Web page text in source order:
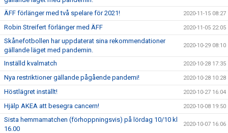
ÄFF förlänger med två spelare för 2021! 2020-11-15 08:27
Robin Streifert förlänger med ÄFF 2020-11-05 22:05
Skånefotbollen har uppdaterat sina rekommendationer
gällande läget med pandemin.
2020-10-29 08:10
Inställd kvalmatch 2020-10-28 17:35
Nya restriktioner gällande pågående pandemi! 2020-10-28 10:28
Höstlägret inställt! 2020-10-27 16:04
Hjälp AKEA att besegra cancern! 2020-10-08 19:50
Sista hemmamatchen (förhoppningsvis) på lördag 10/10 kl
16.00
2020-10-07 16:06